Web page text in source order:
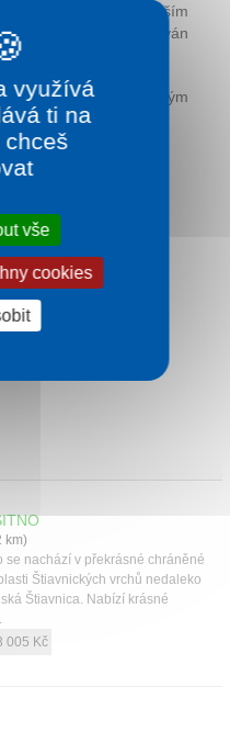
kategoriím, především
které je zde vybudován
domy s velmi zachovalým
km)
se nachází v překrásné chráněné
Štiavnických vrchů nedaleko
Štiavnica. Nabízí krásné
005 Kč
využívá
ti na
chceš
vše
cookies